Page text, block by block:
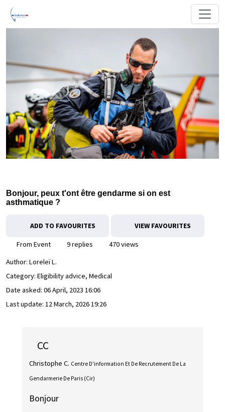
Bonjour, peux t'ont être gendarme si on est
asthmatique ?
ADD TO FAVOURITES VIEW FAVOURITES
From Event 9 replies
470 views
Author: Loreleï L.
Category: Eligibility advice, Medical
Date asked: 06 April, 2023 16:06
Last update: 12 March, 2026 19:26
CC
Christophe C. Centre D'information Et De Recrutement De La
Gendarmerie De Paris (Cir)
Bonjour